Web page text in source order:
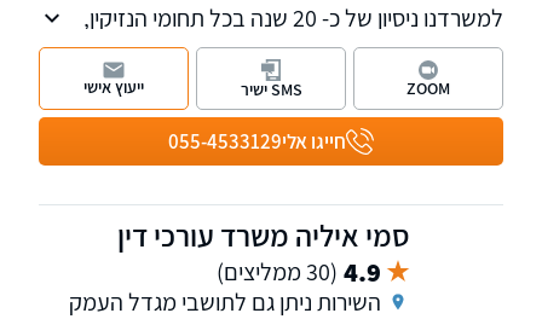
למשרדנו ניסיון של כ- 20 שנה בכל תחומי הנזיקין,
לרבות ייצוג בפני הביטוח הלאומי ומשרד הביטחון.
כמו כן, ניתנים שירותים משפטיים בתחומים עריכת
צוואות, ייפוי כוח מתמשך ואפוטרופוס. למשרדנו
שלוחות בצפון ובמרכז הארץ.
חייגו אלי055-4533129
ZOOM SMS ישיר ייעוץ אישי
סמי איליה משרד עורכי דין
4.9 (30 ממליצים)
השירות ניתן גם לתושבי מגדל העמק